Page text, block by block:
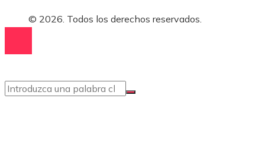
© 2026. Todos los derechos reservados.